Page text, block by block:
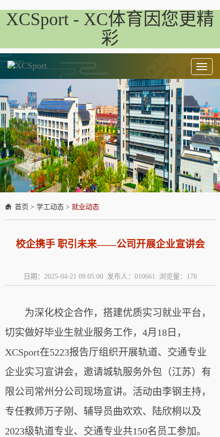
XCSport - XC体育因您更精
彩
Toggle
首页 > 学工动态 > 就业动态
校企携手 职引未来——公司开展企业宣讲会
日期：2025-04-21 09:05:00 发布人：010661 浏览量： 178
为深化校企合作，搭建优质实习就业平台，
切实做好毕业生就业服务工作，4月18日，
XCSport在5223报告厅组织开展轨道、交通专业
企业实习宣讲会，邀请城轨服务外包（江苏）有
限公司常州分公司现场宣讲。活动由李钢主持，
专任教师万子刚、辅导员曲欢欢、陆欣桐以及
2023级轨道专业、交通专业共150名员工参加。